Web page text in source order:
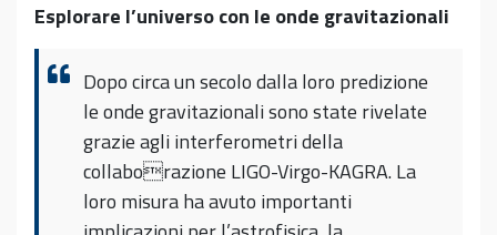
Esplorare l’universo con le onde gravitazionali
Dopo circa un secolo dalla loro predizione
le onde gravitazionali sono state rivelate
grazie agli interferometri della
collaborazione LIGO-Virgo-KAGRA. La
loro misura ha avuto importanti